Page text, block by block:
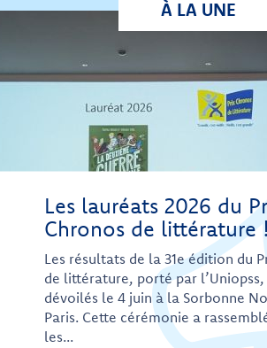
À LA UNE
Les lauréats 2026 du
Chronos de littérature !
Les résultats de la 31e édition du
de littérature, porté par
dévoilés le 4 juin à la Sorbonne
Paris. Cette cérémonie a
les...